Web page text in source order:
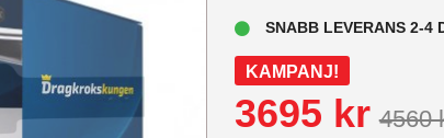
SNABB LEVERANS 2-4
KAMPANJ!
3695 kr 4560